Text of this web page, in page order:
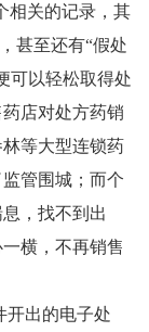
相关的记录，其
甚至还有“假处
可以轻松取得处
店对处方药销
等大型连锁药
管围城；而个
，找不到出
横，不再销售
出的电子处